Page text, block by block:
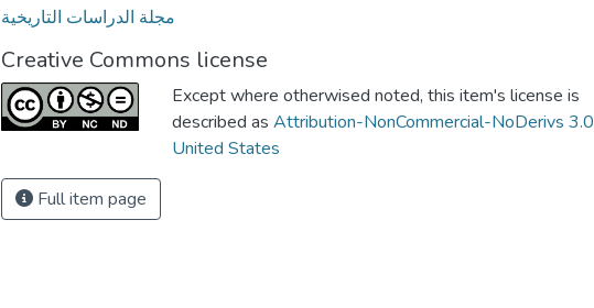
مجلة الدراسات التاريخية
Creative Commons license
Except where otherwised noted, this item's license is
described as Attribution-NonCommercial-NoDerivs 3.0
United States
Full item page